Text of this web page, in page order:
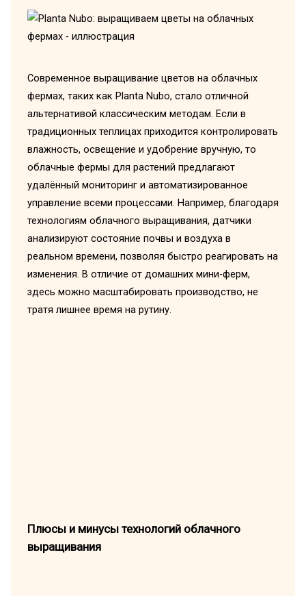
Современное выращивание цветов на облачных
фермах, таких как Planta Nubo, стало отличной
альтернативой классическим методам. Если в
традиционных теплицах приходится контролировать
влажность, освещение и удобрение вручную, то
облачные фермы для растений предлагают
удалённый мониторинг и автоматизированное
управление всеми процессами. Например, благодаря
технологиям облачного выращивания, датчики
анализируют состояние почвы и воздуха в
реальном времени, позволяя быстро реагировать на
изменения. В отличие от домашних мини-ферм,
здесь можно масштабировать производство, не
тратя лишнее время на рутину.
Плюсы и минусы технологий облачного
выращивания